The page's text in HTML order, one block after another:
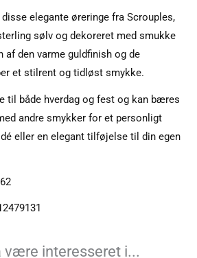
elegante øreringe fra Scrouples,
sølv og dekoreret med smukke
af den varme guldfinish og de
et stilrent og tidløst smykke.
til både hverdag og fest og kan bæres
andre smykker for et personligt
eller en elegant tilføjelse til din egen
være interesseret i...